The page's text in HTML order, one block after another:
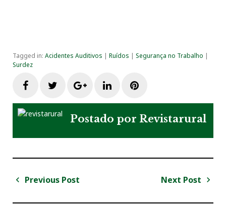
Tagged in: Acidentes Auditivos | Ruídos | Segurança no Trabalho |
Surdez
a
c
e
w
i
t
G
o
g
n
k
i
n
t
Postado por Revistarural
N Previous Post
Next Post